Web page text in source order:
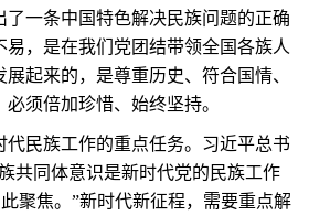
了一条中国特色解决民族问题的正确
，是在我们党团结带领全国各族人
起来的，是尊重历史、符合国情、
须倍加珍惜、始终坚持。
民族工作的重点任务。习近平总书
共同体意识是新时代党的民族工作
聚焦。”新时代新征程，需要重点解